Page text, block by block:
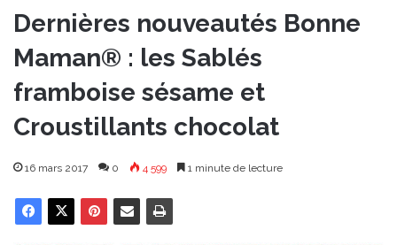
Dernières nouveautés Bonne
Maman® : les Sablés
framboise sésame et
Croustillants chocolat
16 mars 2017 0 4 599 1 minute de lecture